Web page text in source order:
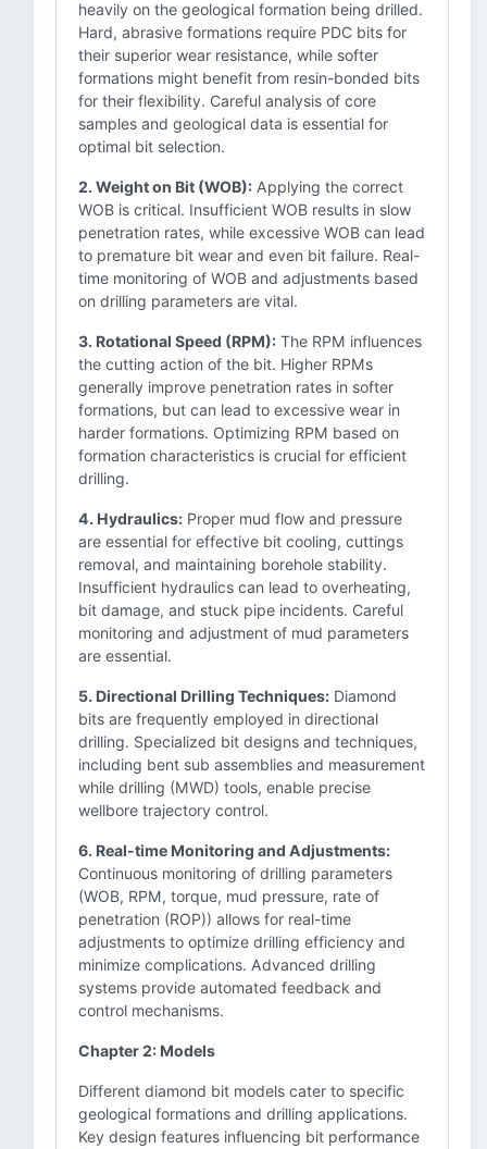
heavily on the geological formation being drilled.
Hard, abrasive formations require PDC bits for
their superior wear resistance, while softer
formations might benefit from resin-bonded bits
for their flexibility. Careful analysis of core
samples and geological data is essential for
optimal bit selection.
2. Weight on Bit (WOB): Applying the correct
WOB is critical. Insufficient WOB results in slow
penetration rates, while excessive WOB can lead
to premature bit wear and even bit failure. Real-
time monitoring of WOB and adjustments based
on drilling parameters are vital.
3. Rotational Speed (RPM): The RPM influences
the cutting action of the bit. Higher RPMs
generally improve penetration rates in softer
formations, but can lead to excessive wear in
harder formations. Optimizing RPM based on
formation characteristics is crucial for efficient
drilling.
4. Hydraulics: Proper mud flow and pressure
are essential for effective bit cooling, cuttings
removal, and maintaining borehole stability.
Insufficient hydraulics can lead to overheating,
bit damage, and stuck pipe incidents. Careful
monitoring and adjustment of mud parameters
are essential.
5. Directional Drilling Techniques: Diamond
bits are frequently employed in directional
drilling. Specialized bit designs and techniques,
including bent sub assemblies and measurement
while drilling (MWD) tools, enable precise
wellbore trajectory control.
6. Real-time Monitoring and Adjustments:
Continuous monitoring of drilling parameters
(WOB, RPM, torque, mud pressure, rate of
penetration (ROP)) allows for real-time
adjustments to optimize drilling efficiency and
minimize complications. Advanced drilling
systems provide automated feedback and
control mechanisms.
Chapter 2: Models
Different diamond bit models cater to specific
geological formations and drilling applications.
Key design features influencing bit performance